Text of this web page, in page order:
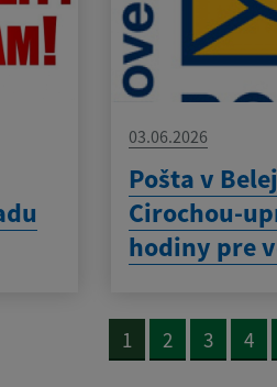
03.06.2026
Pošta v
Cirochou-
hodiny pre
1 2 3 4